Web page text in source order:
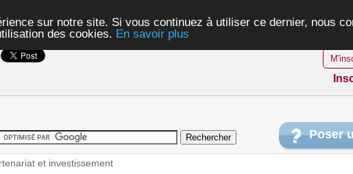
sur notre site. Si vous continuez à utiliser ce dernier, nous
des cookies. En savoir plus
Poser
et investissement